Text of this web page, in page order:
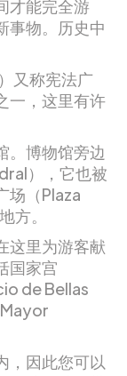
才能完全游
事物。历史中
又称宪法广
一，这里有许
。博物馆旁边
），它也被
场（Plaza
方。
这里为游客献
国家宫
de Bellas
，因此您可以